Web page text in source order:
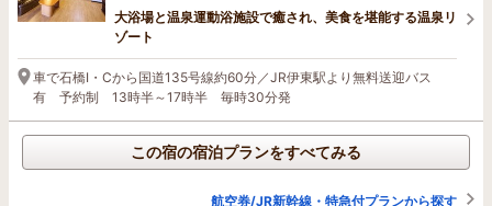
大浴場と温泉運動浴施設で癒され、美食を堪能する温泉リ
ゾート
車で石橋I・Cから国道135号線約60分／JR伊東駅より無料送迎バス
有 予約制 13時半～17時半 毎時30分発
この宿の宿泊プランをすべてみる
航空券/JR新幹線・特急付プランから探す